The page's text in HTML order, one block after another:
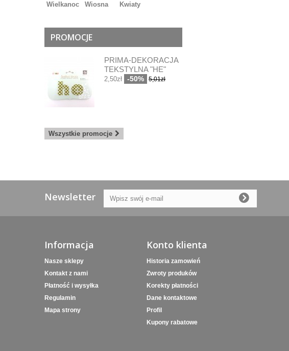
Wielkanoc Wiosna Kwiaty
PROMOCJE
PRIMA-DEKORACJA
TEKSTYLNA "HE"
2,50zł -50% 5,01zł
Wszystkie promocje
Newsletter
Informacja
Nasze sklepy
Kontakt z nami
Płatność i wysyłka
Regulamin
Mapa strony
Konto klienta
Historia zamowień
Zwroty produków
Korekty płatności
Dane kontaktowe
Profil
Kupony rabatowe